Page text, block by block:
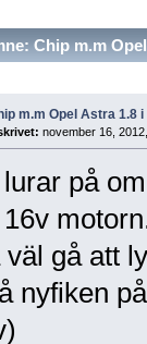
Chip m.m
m.m Opel Astra 1.8 i
november 16,
på
väl gå att
nyfiken